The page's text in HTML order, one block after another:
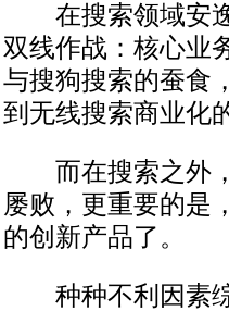
在搜索领域安逸
双线作战：核心业
与搜狗搜索的蚕食
到无线搜索商业化
而在搜索之外，
屡败，更重要的是
的创新产品了。
种种不利因素综